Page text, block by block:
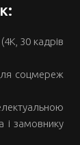
30 кадрів
соцмереж
і замовнику